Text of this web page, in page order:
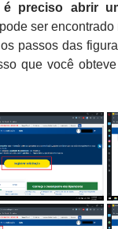
é preciso abrir
ser encontrado
passos das
que você